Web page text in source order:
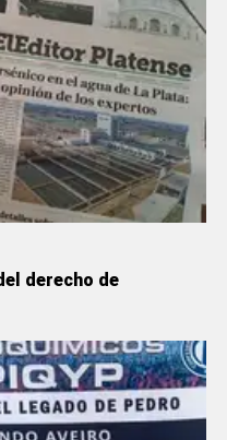
derecho de